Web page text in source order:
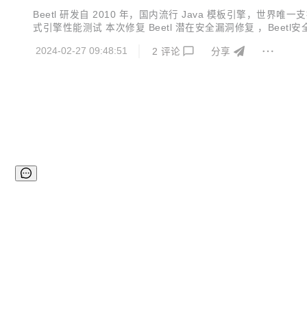
Beetl 研发自 2010 年，国内流行 Java 模板引擎，世界唯一
式引擎性能测试 本次修复 Beetl 潜在安全漏洞修复 ，Beetl
2024-02-27 09:48:51 2 评论 分享